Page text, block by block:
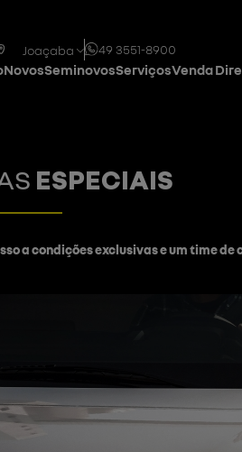
Joaçaba 49 3551-8900
NovosSeminovosServiçosVenda
ESPECIAIS
a condições exclusivas e um time